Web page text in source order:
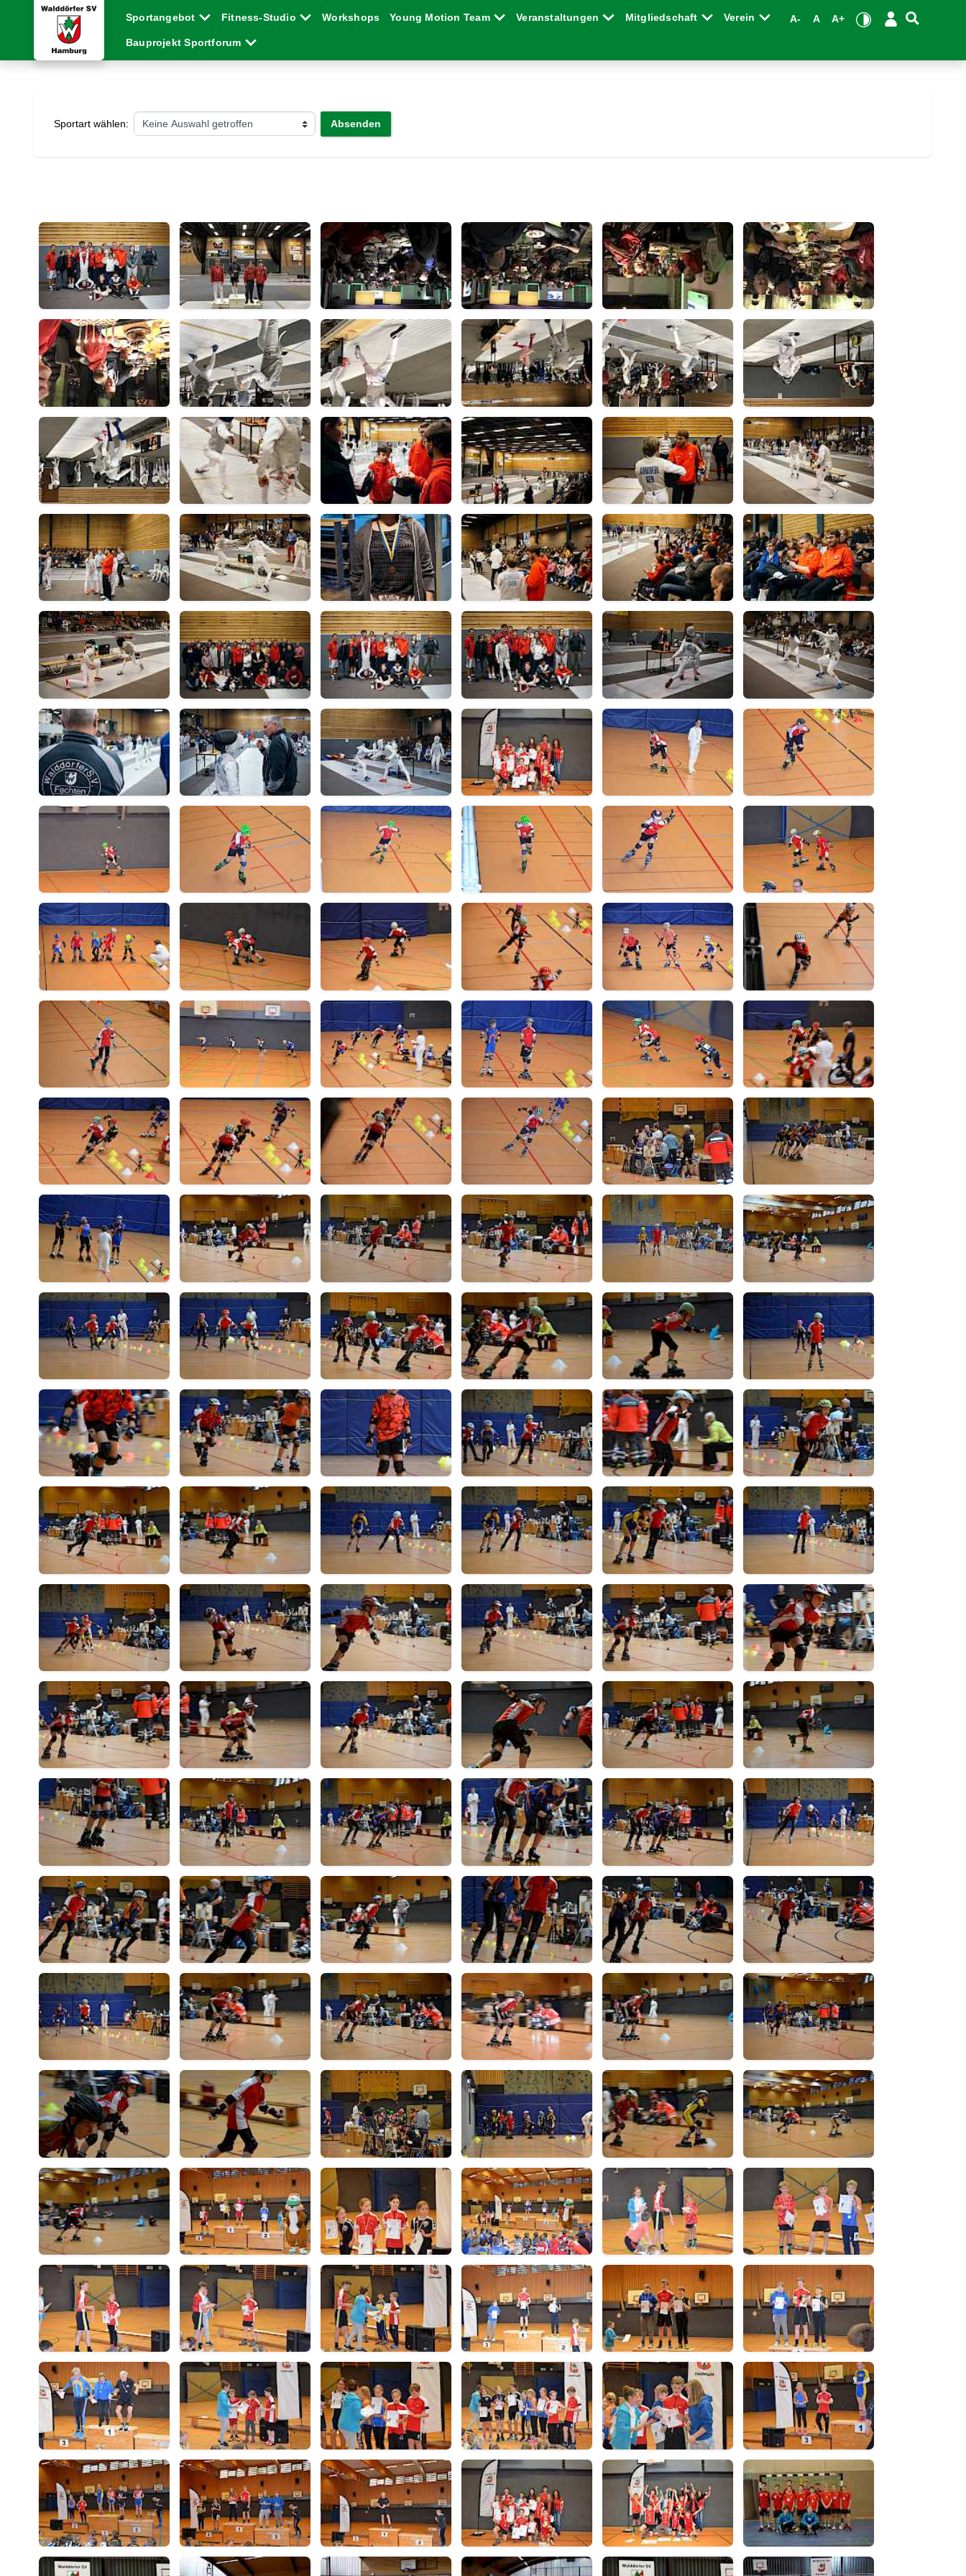
Sportangebot Fitness-Studio Workshops Young Motion Team Veranstaltungen Mitgliedschaft Verein
Bauprojekt Sportforum
A- A A+
Sportart wählen: Absenden